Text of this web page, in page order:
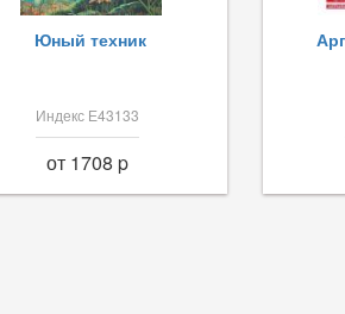
Юный техник
Индекс Е43133
от 1708 p